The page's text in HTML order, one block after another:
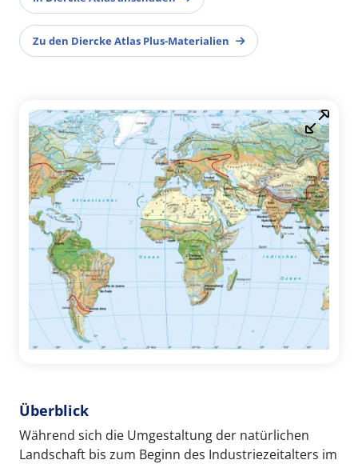
Zu den Diercke Atlas Plus-Materialien
Überblick
Während sich die Umgestaltung der natürlichen
Landschaft bis zum Beginn des Industriezeitalters im